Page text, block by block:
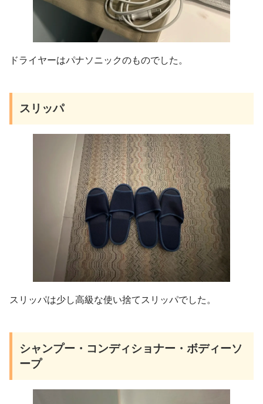
ドライヤーはパナソニックのものでした。
スリッパ
スリッパは少し高級な使い捨てスリッパでした。
シャンプー・コンディショナー・ボディーソ
ープ